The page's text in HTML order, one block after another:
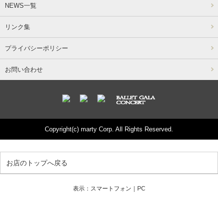
NEWS一覧
リンク集
プライバシーポリシー
お問い合わせ
Copyright(c) marty Corp. All Rights Reserved.
お店のトップへ戻る
表示：スマートフォン｜ PC